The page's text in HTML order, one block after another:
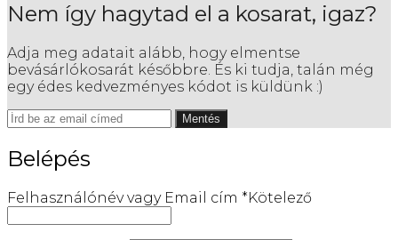
Nem így hagytad el a kosarat, igaz?
Adja meg adatait alább, hogy elmentse
bevásárlókosarát későbbre. És ki tudja, talán még
egy édes kedvezményes kódot is küldünk :)
Mentés
Belépés
Felhasználónév vagy Email cím *Kötelező